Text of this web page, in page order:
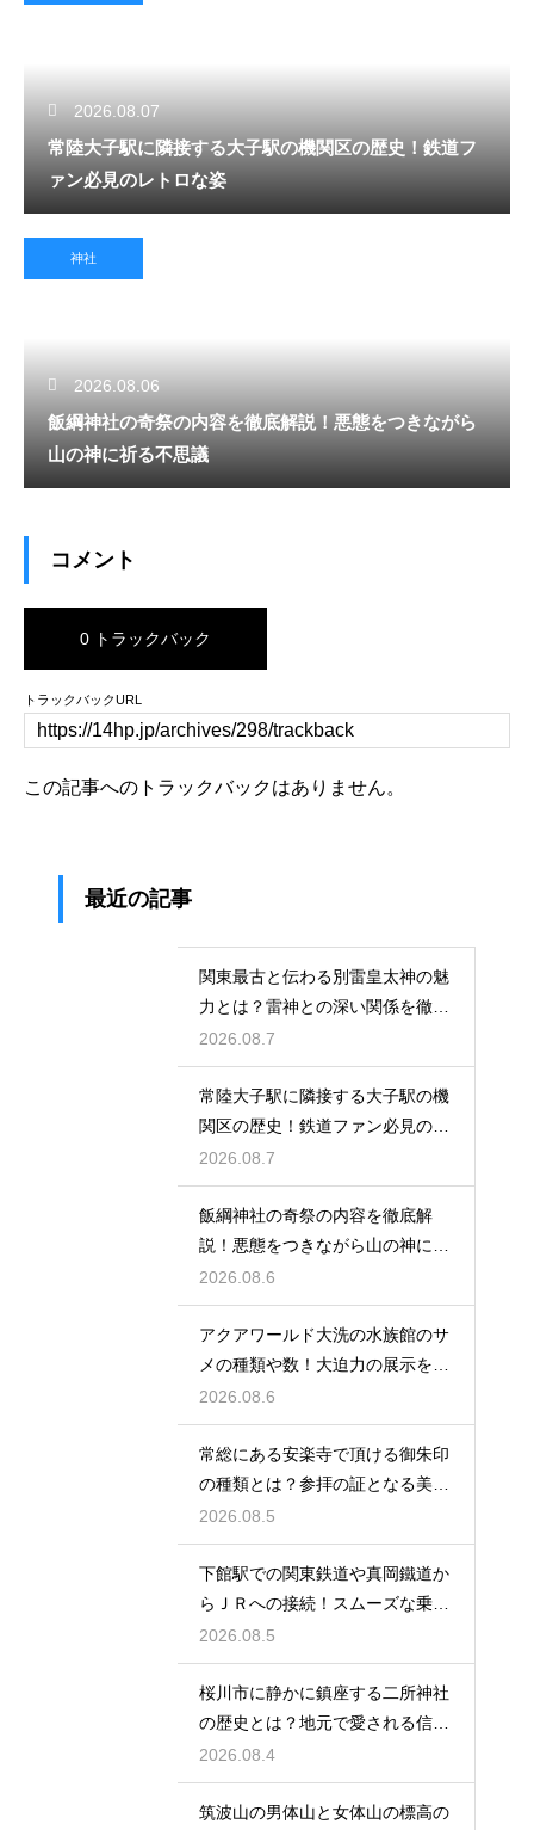
2026.08.07
常陸大子駅に隣接する大子駅の機関区の歴史！鉄道フ
ァン必見のレトロな姿
神社
2026.08.06
飯綱神社の奇祭の内容を徹底解説！悪態をつきながら
山の神に祈る不思議
コメント
0 トラックバック
トラックバックURL
この記事へのトラックバックはありません。
最近の記事
関東最古と伝わる別雷皇太神の魅
力とは？雷神との深い関係を徹底
解説する
2026.08.7
常陸大子駅に隣接する大子駅の機
関区の歴史！鉄道ファン必見のレ
トロな姿
2026.08.7
飯綱神社の奇祭の内容を徹底解
説！悪態をつきながら山の神に祈
る不思議
2026.08.6
アクアワールド大洗の水族館のサ
メの種類や数！大迫力の展示を徹
底解説
2026.08.6
常総にある安楽寺で頂ける御朱印
の種類とは？参拝の証となる美し
い記録
2026.08.5
下館駅での関東鉄道や真岡鐵道か
らＪＲへの接続！スムーズな乗り
換え術
2026.08.5
桜川市に静かに鎮座する二所神社
の歴史とは？地元で愛される信仰
の拠点
2026.08.4
筑波山の男体山と女体山の標高の